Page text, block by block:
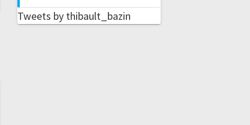
Tweets by thibault_bazin